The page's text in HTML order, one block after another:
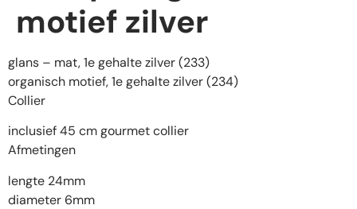
motief zilver
glans – mat, 1e gehalte zilver (233)
organisch motief, 1e gehalte zilver (234)
Collier
inclusief 45 cm gourmet collier
Afmetingen
lengte 24mm
diameter 6mm